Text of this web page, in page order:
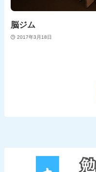
脳ジム
2017年3月18日